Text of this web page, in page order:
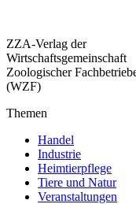
ZZA-Verlag der
Wirtschaftsgemeinschaft
Zoologischer
(WZF)
Themen
Handel
Industrie
Heimtierpflege
Tiere und Natur
Veranstaltungen